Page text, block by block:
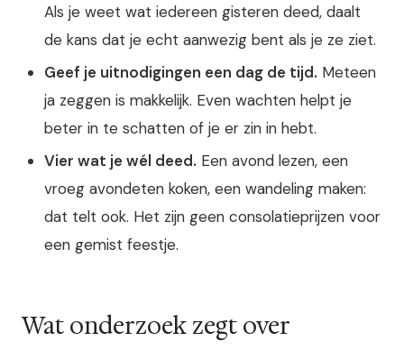
Als je weet wat iedereen gisteren deed, daalt
de kans dat je echt aanwezig bent als je ze ziet.
Geef je uitnodigingen een dag de tijd. Meteen
ja zeggen is makkelijk. Even wachten helpt je
beter in te schatten of je er zin in hebt.
Vier wat je wél deed. Een avond lezen, een
vroeg avondeten koken, een wandeling maken:
dat telt ook. Het zijn geen consolatieprijzen voor
een gemist feestje.
Wat onderzoek zegt over